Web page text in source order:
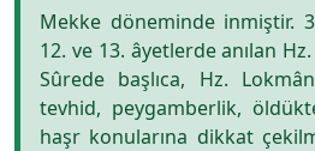
Mekke döneminde inmiştir.
12. ve 13. âyetlerde anılan Hz.
Sûrede başlıca, Hz.
tevhid, peygamberlik,
haşr konularına dikkat